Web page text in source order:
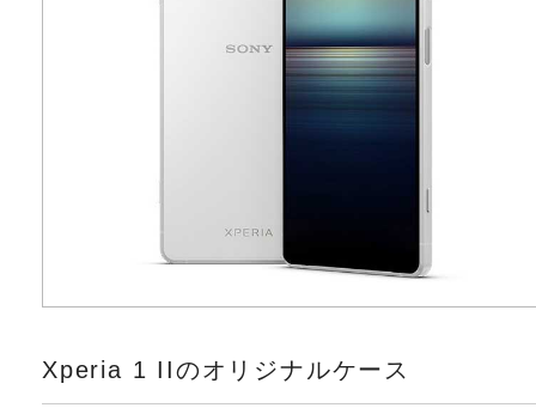
Xperia 1 IIのオリジナルケース